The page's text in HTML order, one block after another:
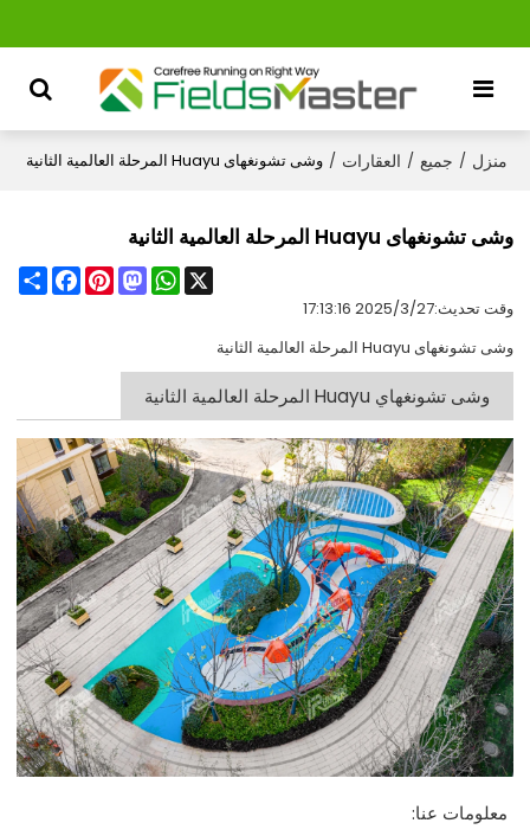
منزل / جميع / العقارات / وشى تشونغهاى Huayu المرحلة العالمية الثانية
وشى تشونغهاى Huayu المرحلة العالمية الثانية
Share
FacebookPinterest
Mastodon
WhatsApp
X
وقت تحديث:2025/3/27 17:13:16
وشى تشونغهاى Huayu المرحلة العالمية الثانية
وشى تشونغهاي Huayu المرحلة العالمية الثانية
معلومات عنا: